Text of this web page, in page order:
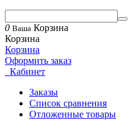
0 Ваша Корзина
Корзина
Корзина
Оформить заказ
Кабинет
Заказы
Список сравнения
Отложенные товары